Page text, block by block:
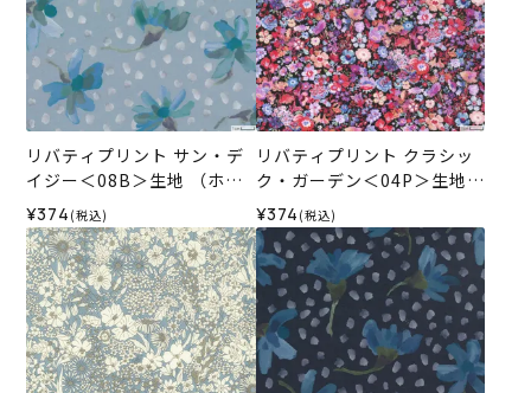
リバティプリント サン・デ
イジー＜08B＞生地 （ホビ
ーラホビーレオリジナル）2
026SS
¥374 (税込)
リバティプリント クラシッ
ク・ガーデン＜04P＞生地
（ホビーラホビーレオリジ
ナル）2026SS
¥374 (税込)